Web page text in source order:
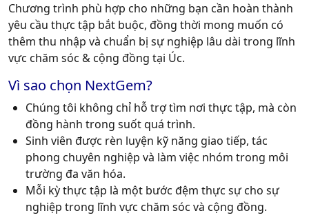
Chương trình phù hợp cho những bạn cần hoàn thành
yêu cầu thực tập bắt buộc, đồng thời mong muốn có
thêm thu nhập và chuẩn bị sự nghiệp lâu dài trong lĩnh
vực chăm sóc & cộng đồng tại Úc.
Vì sao chọn NextGem?
Chúng tôi không chỉ hỗ trợ tìm nơi thực tập, mà còn
đồng hành trong suốt quá trình.
Sinh viên được rèn luyện kỹ năng giao tiếp, tác
phong chuyên nghiệp và làm việc nhóm trong môi
trường đa văn hóa.
Mỗi kỳ thực tập là một bước đệm thực sự cho sự
nghiệp trong lĩnh vực chăm sóc và cộng đồng.